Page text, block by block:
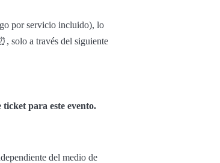
por servicio incluido), lo
solo a través del siguiente
para este evento.
del medio de